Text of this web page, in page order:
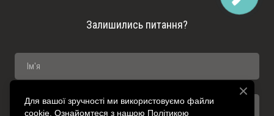
Залишились питання?
Для вашої зручності ми використовуємо файли
cookie. Ознайомтеся з нашою Політикою